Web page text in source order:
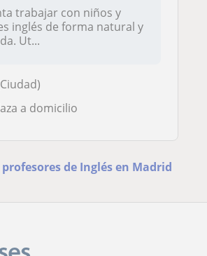
trabajar con niños y
inglés de forma natural y
Ut...
a domicilio
de Inglés en Madrid